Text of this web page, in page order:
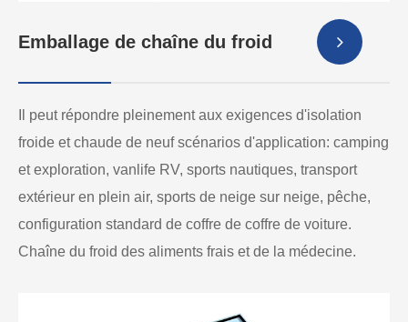
Emballage de chaîne du froid
Il peut répondre pleinement aux exigences d'isolation
froide et chaude de neuf scénarios d'application: camping
et exploration, vanlife RV, sports nautiques, transport
extérieur en plein air, sports de neige sur neige, pêche,
configuration standard de coffre de coffre de voiture.
Chaîne du froid des aliments frais et de la médecine.